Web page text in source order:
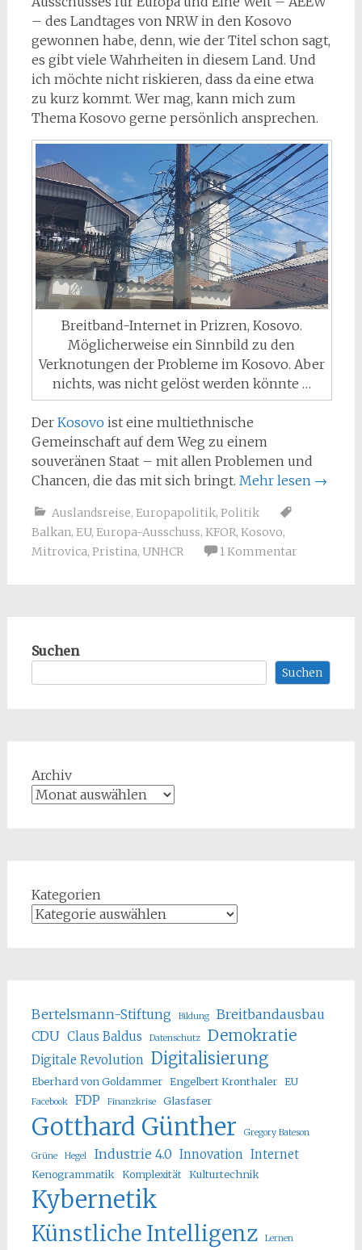
– des Landtages von NRW in den Kosovo
gewonnen habe, denn, wie der Titel schon sagt,
es gibt viele Wahrheiten in diesem Land. Und
ich möchte nicht riskieren, dass da eine etwa
zu kurz kommt. Wer mag, kann mich zum
Thema Kosovo gerne persönlich ansprechen.
Breitband-Internet in Prizren, Kosovo.
Möglicherweise ein Sinnbild zu den
Verknotungen der Probleme im Kosovo. Aber
nichts, was nicht gelöst werden könnte …
Der Kosovo ist eine multiethnische
Gemeinschaft auf dem Weg zu einem
souveränen Staat – mit allen Problemen und
Chancen, die das mit sich bringt. Mehr lesen →
Auslandsreise, Europapolitik, Politik
Balkan, EU, Europa-Ausschuss, KFOR, Kosovo,
Mitrovica, Pristina, UNHCR 1 Kommentar
Suchen
Suchen
Archiv
Kategorien
Bertelsmann-Stiftung Bildung
Breitbandausbau
CDU Claus Baldus Datenschutz Demokratie
Digitale Revolution Digitalisierung
Eberhard von Goldammer Engelbert Kronthaler EU
Facebook FDP Finanzkrise Glasfaser
Gotthard Günther Gregory Bateson
Grüne Hegel Industrie 4.0 Innovation Internet
Kenogrammatik Komplexität Kulturtechnik
Kybernetik
Künstliche Intelligenz Lernen